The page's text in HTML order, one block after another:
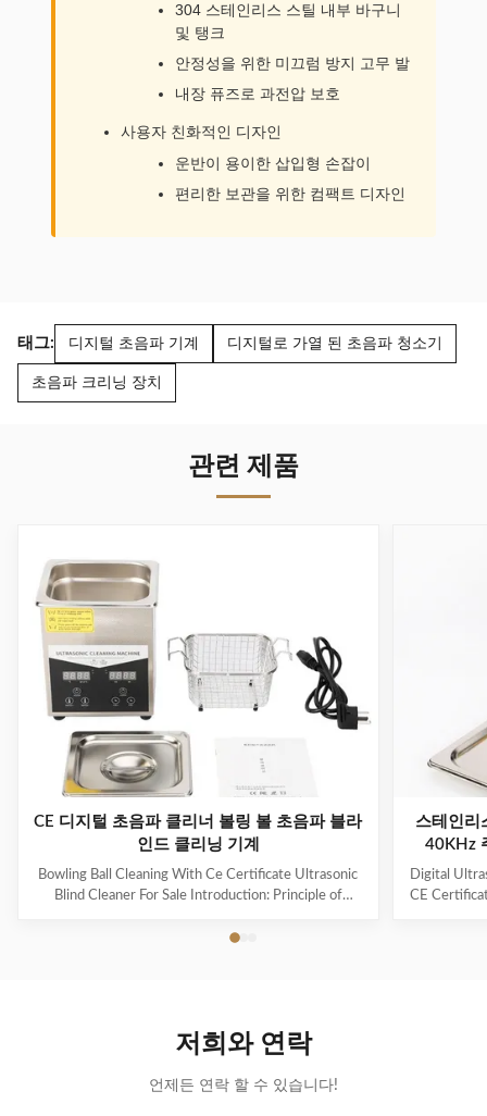
304 스테인리스 스틸 내부 바구니
및 탱크
안정성을 위한 미끄럼 방지 고무 발
내장 퓨즈로 과전압 보호
사용자 친화적인 디자인
운반이 용이한 삽입형 손잡이
편리한 보관을 위한 컴팩트 디자인
태그: 디지털 초음파 기계 디지털로 가열 된 초음파 청소기
초음파 크리닝 장치
관련 제품
CE 디지털 초음파 클리너 볼링 볼 초음파 블라
인드 클리닝 기계
Bowling Ball Cleaning With Ce Certificate Ultrasonic
Blind Cleaner For Sale Introduction: Principle of
from ultrasonic generator is transformed into high
tens of thousands of tiny bubbles with diameters of
50-500 microns
스테인리
40KHz
Digital
CE
저희와 연락
언제든 연락 할 수 있습니다!